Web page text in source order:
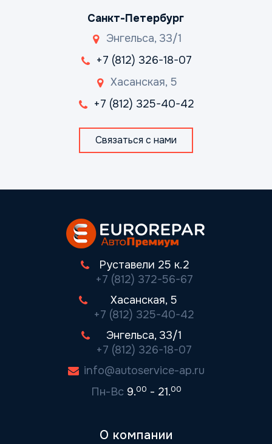
Санкт-Петербург
Энгельса, 33/1
+7 (812) 326-18-07
Хасанская, 5
+7 (812) 325-40-42
Связаться с нами
Руставели 25 к.2
+7 (812) 372-56-67
Хасанская, 5
+7 (812) 325-40-42
Энгельса, 33/1
+7 (812) 326-18-07
info@autoservice-ap.ru
Пн-Вс 9.00 - 21.00
О компании